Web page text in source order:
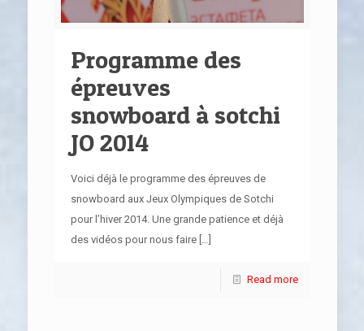
Programme des
épreuves
snowboard à sotchi
JO 2014
Voici déjà le programme des épreuves de
snowboard aux Jeux Olympiques de Sotchi
pour l’hiver 2014. Une grande patience et déjà
des vidéos pour nous faire[…]
Read more